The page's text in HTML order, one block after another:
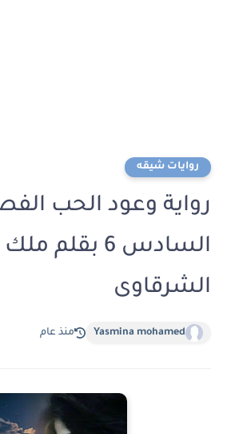
روايات شيقه
رواية وعود الحب
السادس 6 بقلم
الشرقاوى
Yasmina mohamed منذ عام